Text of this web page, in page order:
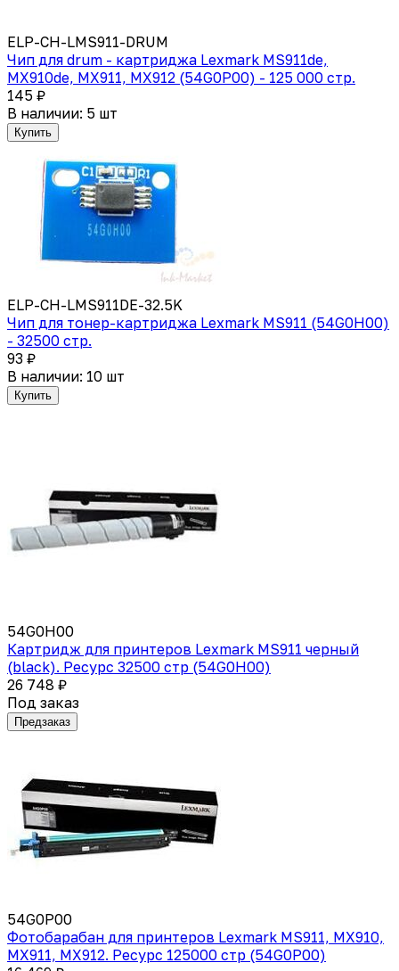
ELP-CH-LMS911-DRUM
Чип для drum - картриджа Lexmark MS911de,
MX910de, MX911, MX912 (54G0P00) - 125 000 стр.
145 ₽
В наличии: 5 шт
Купить
ELP-CH-LMS911DE-32.5K
Чип для тонер-картриджа Lexmark MS911 (54G0H00)
- 32500 стр.
93 ₽
В наличии: 10 шт
Купить
54G0H00
Картридж для принтеров Lexmark MS911 черный
(black). Ресурс 32500 стр (54G0H00)
26 748 ₽
Под заказ
Предзаказ
54G0P00
Фотобарабан для принтеров Lexmark MS911, MX910,
MX911, MX912. Ресурс 125000 стр (54G0P00)